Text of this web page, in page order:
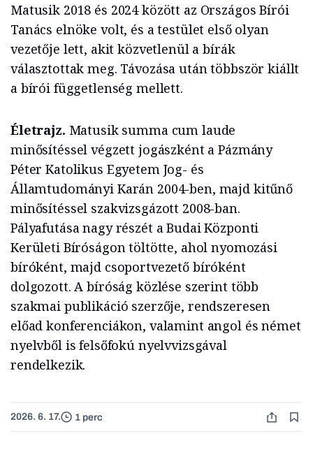
Matusik 2018 és 2024 között az Országos Bírói
Tanács elnöke volt, és a testület első olyan
vezetője lett, akit közvetlenül a bírák
választottak meg. Távozása után többször kiállt
a bírói függetlenség mellett.
Életrajz. Matusik summa cum laude
minősítéssel végzett jogászként a Pázmány
Péter Katolikus Egyetem Jog- és
Államtudományi Karán 2004-ben, majd kitűnő
minősítéssel szakvizsgázott 2008-ban.
Pályafutása nagy részét a Budai Központi
Kerületi Bíróságon töltötte, ahol nyomozási
bíróként, majd csoportvezető bíróként
dolgozott. A bíróság közlése szerint több
szakmai publikáció szerzője, rendszeresen
előad konferenciákon, valamint angol és német
nyelvből is felsőfokú nyelvvizsgával
rendelkezik.
2026. 6. 17. 1 perc